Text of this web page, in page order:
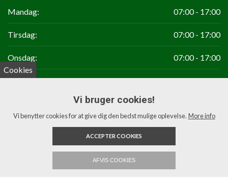
Mandag: 07:00 - 17:00
Tirsdag: 07:00 - 17:00
Onsdag: 07:00 - 17:00
Torsdag: 07:00 - 17:00
Copyright 2026 ACJ Maskiner ApS
Cookies
Vi bruger cookies!
Vi benytter cookies for at give dig den bedst mulige oplevelse. More info
ACCEPTER COOKIES
AFVIS COOKIES